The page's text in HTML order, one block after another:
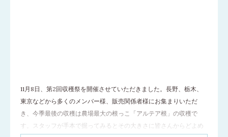
11月8日、第2回収穫祭を開催させていただきました。長野、栃木、
東京などから多くのメンバー様、販売関係者様にお集まりいただ
き、今季最後の収穫は農場最大の根っこ「アルテア根」の収穫で
す。スタッフが手本で掘ってみるとその大きさに皆さんからどよめ